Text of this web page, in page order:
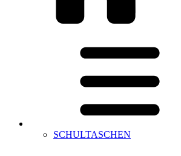
SCHULTASCHEN